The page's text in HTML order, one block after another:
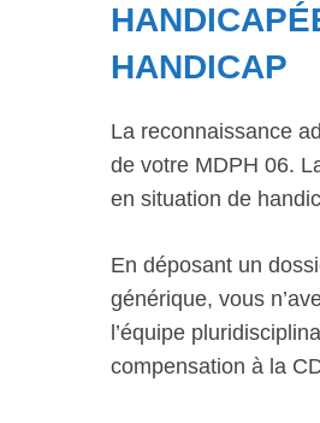
HANDICAP
La reconnaissance
de votre MDPH 06.
en situation de
En déposant un
générique, vous
l’équipe
compensation à la